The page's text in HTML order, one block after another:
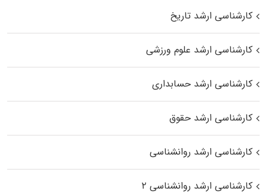
کارشناسی ارشد تاریخ
کارشناسی ارشد علوم ورزشی
کارشناسی ارشد حسابداری
کارشناسی ارشد حقوق
کارشناسی ارشد روانشناسی
کارشناسی ارشد روانشناسی ۲